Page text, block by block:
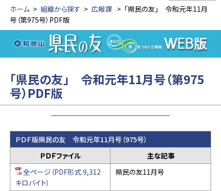
ホーム > 組織から探す > 広報課 > 「県民の友」 令和元年11月
号（第975号）PDF版
「県民の友」 令和元年11月号（第975
号）PDF版
ＰＤＦ版県民の友 令和元年11月号（975号）
ＰＤＦファイル
主な記事
全ページ（PDF形式 9,312
キロバイト）
県民の友11月号